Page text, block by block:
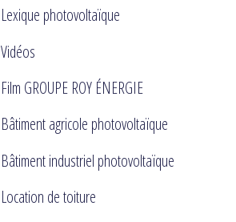
Lexique photovoltaïque
Vidéos
Film GROUPE ROY ÉNERGIE
Bâtiment agricole photovoltaïque
Bâtiment industriel photovoltaïque
Location de toiture